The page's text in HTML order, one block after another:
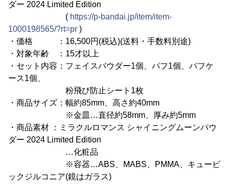
ダー 2024 Limited Edition
( https://p-bandai.jp/item/item-
1000198565/?rt=pr )
・価格 ：16,500円(税込)(送料・手数料別途)
・対象年齢 ：15才以上
・セット内容：フェイスパウダー1個、パフ1個、パフケ
ース1個、
粉飛び防止シート1枚
・商品サイズ：幅約85mm、高さ約40mm
※金皿…直径約58mm、厚み約5mm
・商品素材 ：ミラクルロマンス シャイニングムーンパウ
ダー 2024 Limited Edition
…化粧品
※容器…ABS、MABS、PMMA、キュービ
ックジルコニア(鏡はガラス)